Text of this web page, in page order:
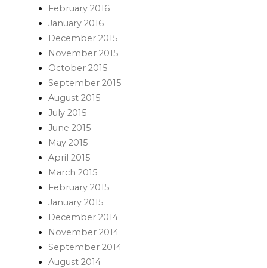
February 2016
January 2016
December 2015
November 2015
October 2015
September 2015
August 2015
July 2015
June 2015
May 2015
April 2015
March 2015
February 2015
January 2015
December 2014
November 2014
September 2014
August 2014